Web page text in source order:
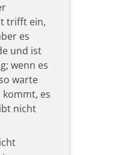
trifft ein,
es
und ist
wenn es
warte
kommt, es
nicht